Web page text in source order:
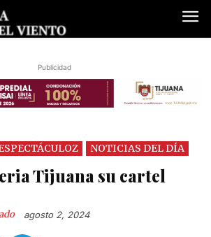
Publicidad
NOTICIAS DEL DÍA
Tijuana su cartel
agosto 2, 2024